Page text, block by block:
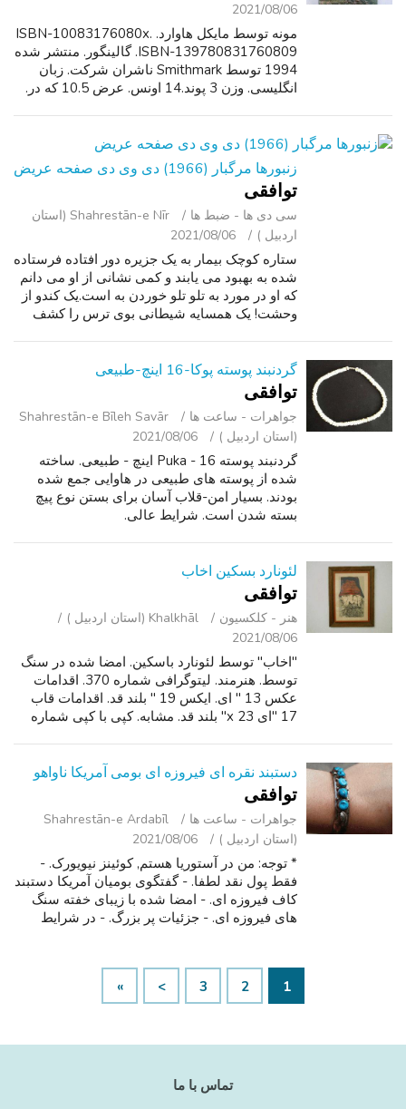
2021/08/06
مونه توسط مایکل هاوارد. ISBN-10083176080x.
ISBN-139780831760809. گالینگور. منتشر شده
1994 توسط Smithmark ناشران شرکت. زبان
انگلیسی. وزن 3 پوند.14 اونس. عرض 10.5 که در.
زنبورها مرگبار (1966) دی وی دی صفحه عریض
توافقی
سی ‌دی ‌ها - ضبط‌ ها
Shahrestān-e Nīr (استان
اردبیل )
2021/08/06
ستاره کوچک بیمار به یک جزیره دور افتاده فرستاده
شده به بهبود می یابند و کمی نشانی از او می دانم
که او در مورد به تلو تلو خوردن به است.یک کندو از
وحشت! یک همسایه شیطانی بوی ترس را کشف
گردنبند پوسته پوکا-16 اینچ-طبیعی
توافقی
جواهرات - ساعت ‌ها
Shahrestān-e Bīleh Savār
(استان اردبیل )
2021/08/06
گردنبند پوسته Puka - 16 اینچ - طبیعی. ساخته
شده از پوسته های طبیعی در هاوایی جمع شده
بودند. بسیار امن-قلاب آسان برای بستن نوع پیچ
بسته شدن است. شرایط عالی.
لئونارد بسکين اخاب
توافقی
هنر - کلکسیون
Khalkhāl (استان اردبیل )
2021/08/06
"اخاب" توسط لئونارد باسکین. امضا شده در سنگ
توسط. هنرمند. لیتوگرافی شماره 370. اقدامات
عکس 13 " ای. ایکس 19 " بلند قد. اقدامات قاب
17 "ای x 23" بلند قد. مشابه. کپی با کپی شماره
دستبند نقره ای فیروزه ای بومی آمریکا ناواهو
توافقی
جواهرات - ساعت ‌ها
Shahrestān-e Ardabīl
(استان اردبیل )
2021/08/06
* توجه: من در آستوریا هستم, کوئینز نیویورک. -
فقط پول نقد لطفا. - گفتگوی بومیان آمریکا دستبند
کاف فیروزه ای. - امضا شده با زیبای خفته سنگ
های فیروزه ای. - جزئیات پر بزرگ. - در شرایط
1
2
3
>
»
تماس با ما